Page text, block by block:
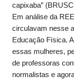
capixaba”
Em análise da
circulavam nesse
Educação Física.
essas mulheres,
de professoras
normalistas e